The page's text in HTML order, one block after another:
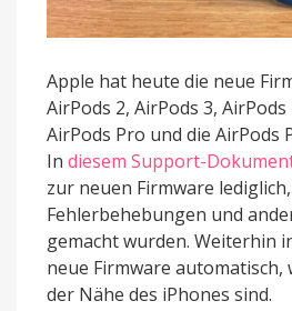
Apple hat heute die neue
AirPods 2, AirPods 3,
AirPods Pro und die AirPods
In diesem Support-
zur neuen Firmware
Fehlerbehebungen und
gemacht wurden. Weiterhin
neue Firmware automatisch,
der Nähe des iPhones sind.